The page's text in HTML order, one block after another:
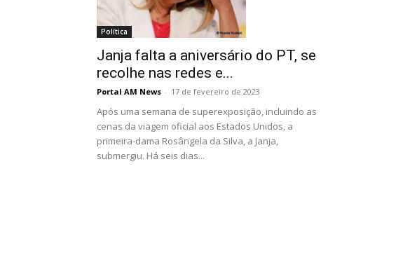
Política
Janja falta a aniversário do PT, se
recolhe nas redes e...
Portal AM News - 17 de fevereiro de 2023
Após uma semana de superexposição, incluindo as
cenas da viagem oficial aos Estados Unidos, a
primeira-dama Rosângela da Silva, a Janja,
submergiu. Há seis dias...